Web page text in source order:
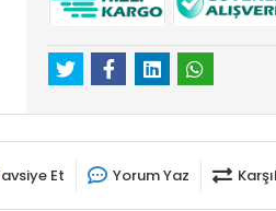
Et Yorum Yaz